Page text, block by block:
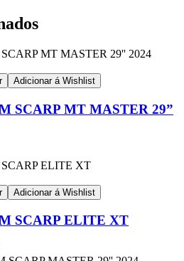
Adicionar á Wishlist
SCARP MT MASTER 29”
Adicionar á Wishlist
SCARP ELITE XT